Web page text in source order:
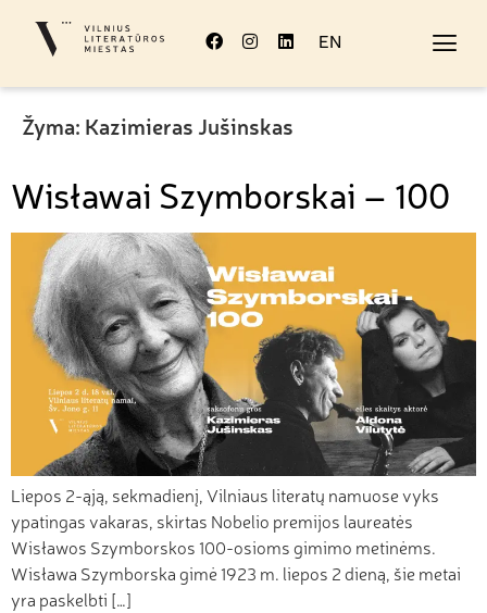
EN
Žyma: Kazimieras Jušinskas
Wisławai Szymborskai – 100
Liepos 2-ąją, sekmadienį, Vilniaus literatų namuose vyks
ypatingas vakaras, skirtas Nobelio premijos laureatės
Wisławos Szymborskos 100-osioms gimimo metinėms.
Wisława Szymborska gimė 1923 m. liepos 2 dieną, šie metai
yra paskelbti […]